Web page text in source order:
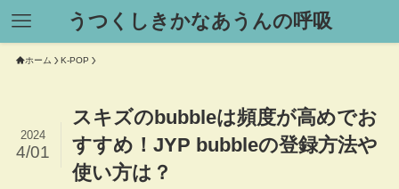
うつくしきかなあうんの呼吸
ホーム K-POP
スキズのbubbleは頻度が高めでお
すすめ！JYP bubbleの登録方法や
使い方は？
2024
4/01